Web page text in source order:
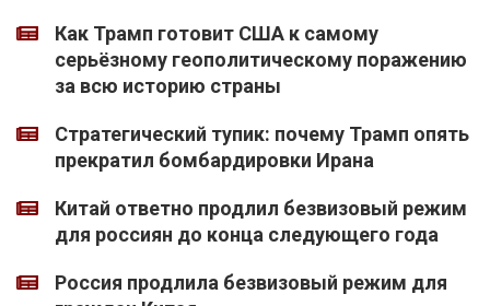
Как Трамп готовит США к самому
серьёзному геополитическому поражению
за всю историю страны
Стратегический тупик: почему Трамп опять
прекратил бомбардировки Ирана
Китай ответно продлил безвизовый режим
для россиян до конца следующего года
Россия продлила безвизовый режим для